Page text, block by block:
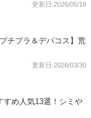
更新日:2026/05/18
チプラ＆デパコス】荒
更新日:2026/03/30
すめ人気13選！シミや